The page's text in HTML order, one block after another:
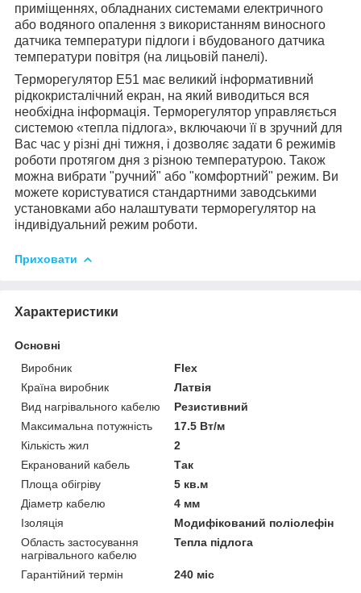
приміщеннях, обладнаних системами електричного
або водяного опалення з використанням виносного
датчика температури підлоги і вбудованого датчика
температури повітря (на лицьовій панелі).
Терморегулятор Е51 має великий інформативний
рідкокристалічний екран, на який виводиться вся
необхідна інформація. Терморегулятор управляється
системою «тепла підлога», включаючи її в зручний для
Вас час у різні дні тижня, і дозволяє задати 6 режимів
роботи протягом дня з різною температурою. Також
можна вибрати "ручний" або "комфортний" режим. Ви
можете користуватися стандартними заводськими
установками або налаштувати терморегулятор на
індивідуальний режим роботи.
Приховати
Характеристики
Основні
Виробник
Flex
Країна виробник
Латвія
Вид нагрівального кабелю
Резистивний
Максимальна потужність
17.5 Вт/м
Кількість жил
2
Екранований кабель
Так
Площа обігріву
5 кв.м
Діаметр кабелю
4 мм
Ізоляція
Модифікований поліолефін
Область застосування
нагрівального кабелю
Тепла підлога
Гарантійний термін
240 міс